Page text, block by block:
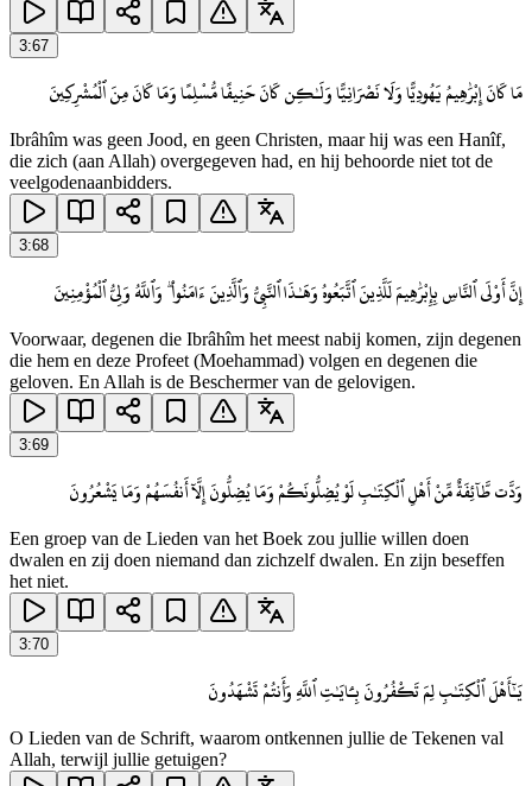
3:67
مَا كَانَ إِبْرَٰهِيمُ يَهُودِيًّا وَلَا نَصْرَانِيًّا وَلَـٰكِن كَانَ حَنِيفًا مُّسْلِمًا وَمَا كَانَ مِنَ ٱلْمُشْرِكِينَ
Ibrâhîm was geen Jood, en geen Christen, maar hij was een Hanîf,
die zich (aan Allah) overgegeven had, en hij behoorde niet tot de
veelgodenaanbidders.
3:68
إِنَّ أَوْلَى ٱلنَّاسِ بِإِبْرَٰهِيمَ لَلَّذِينَ ٱتَّبَعُوهُ وَهَـٰذَا ٱلنَّبِىُّ وَٱلَّذِينَ ءَامَنُوا۟ ۗ وَٱللَّهُ وَلِىُّ ٱلْمُؤْمِنِينَ
Voorwaar, degenen die Ibrâhîm het meest nabij komen, zijn degenen
die hem en deze Profeet (Moehammad) volgen en degenen die
geloven. En Allah is de Beschermer van de gelovigen.
3:69
وَدَّت طَّآئِفَةٌ مِّنْ أَهْلِ ٱلْكِتَـٰبِ لَوْ يُضِلُّونَكُمْ وَمَا يُضِلُّونَ إِلَّآ أَنفُسَهُمْ وَمَا يَشْعُرُونَ
Een groep van de Lieden van het Boek zou jullie willen doen
dwalen en zij doen niemand dan zichzelf dwalen. En zijn beseffen
het niet.
3:70
يَـٰٓأَهْلَ ٱلْكِتَـٰبِ لِمَ تَكْفُرُونَ بِـَٔايَـٰتِ ٱللَّهِ وَأَنتُمْ تَشْهَدُونَ
O Lieden van de Schrift, waarom ontkennen jullie de Tekenen val
Allah, terwijl jullie getuigen?